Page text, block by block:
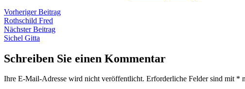
Beitragsnavigation
Vorheriger BeitragVorheriger
Rothschild Fred
Nächster BeitragNächster
Sichel Gitta
Schreiben Sie einen Kommentar
Ihre E-Mail-Adresse wird nicht veröffentlicht. Erforderliche Felder sind mit *